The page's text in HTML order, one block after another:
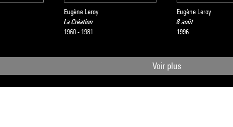
Eugène Leroy
La Création
1960 - 1981
Eugène Leroy
8 août
1996
Voir plus